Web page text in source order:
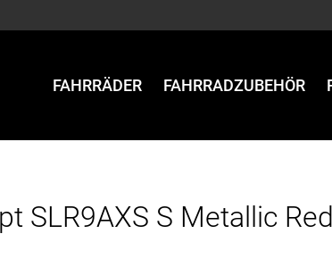
FAHRRÄDER FAHRRADZUBEHÖR
SLR9AXS S Metallic